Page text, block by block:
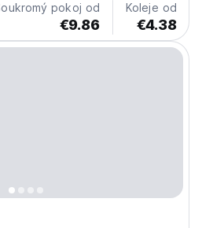
pokoj od
€9.86
Koleje od
€4.38